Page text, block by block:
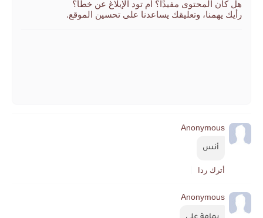
هل كان المحتوى مفيدًا؟ أم تود الإبلاغ عن خطأ؟
رأيك يهمنا، وتعليقك يساعدنا على تحسين الموقع.
Anonymous
أنس
أترك ردا
Anonymous